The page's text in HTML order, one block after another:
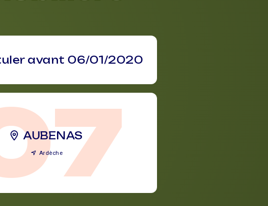
avant 06/01/2020
AUBENAS
Ardèche